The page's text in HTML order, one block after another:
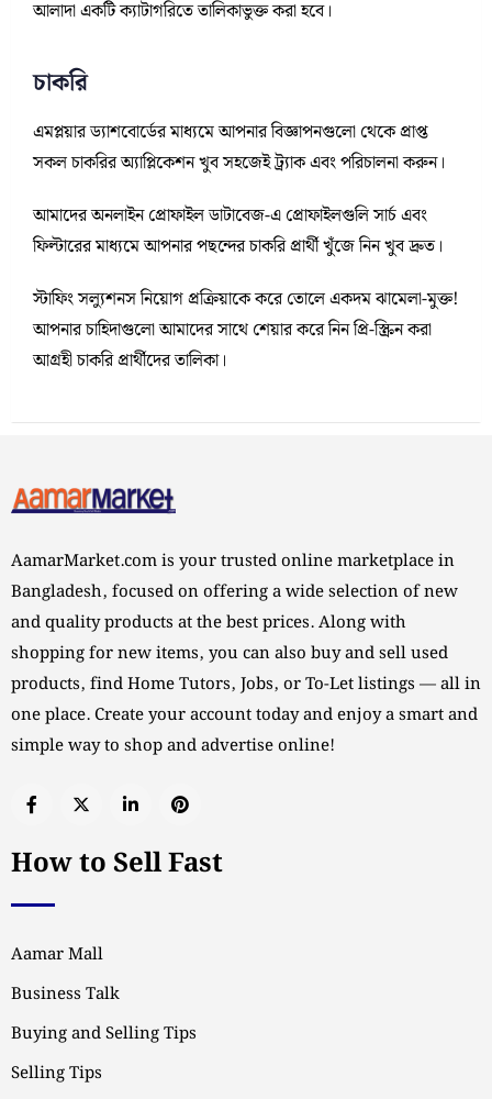
আলাদা একটি ক্যাটাগরিতে তালিকাভুক্ত করা হবে।
চাকরি
এমপ্লয়ার ড্যাশবোর্ডের মাধ্যমে আপনার বিজ্ঞাপনগুলো থেকে প্রাপ্ত
সকল চাকরির অ্যাপ্লিকেশন খুব সহজেই ট্র্যাক এবং পরিচালনা করুন।
আমাদের অনলাইন প্রোফাইল ডাটাবেজ-এ প্রোফাইলগুলি সার্চ এবং
ফিল্টারের মাধ্যমে আপনার পছন্দের চাকরি প্রার্থী খুঁজে নিন খুব দ্রুত।
স্টাফিং সল্যুশনস নিয়োগ প্রক্রিয়াকে করে তোলে একদম ঝামেলা-মুক্ত!
আপনার চাহিদাগুলো আমাদের সাথে শেয়ার করে নিন প্রি-স্ক্রিন করা
আগ্রহী চাকরি প্রার্থীদের তালিকা।
AamarMarket.com is your trusted online marketplace in
Bangladesh, focused on offering a wide selection of new
and quality products at the best prices. Along with
shopping for new items, you can also buy and sell used
products, find Home Tutors, Jobs, or To-Let listings — all in
one place. Create your account today and enjoy a smart and
simple way to shop and advertise online!
How to Sell Fast
Aamar Mall
Business Talk
Buying and Selling Tips
Selling Tips